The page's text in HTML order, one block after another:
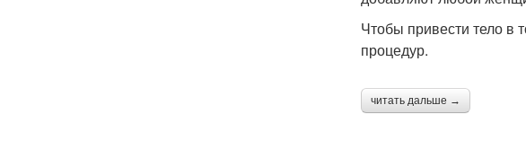
Чтобы привести тело в
процедур.
читать дальше →